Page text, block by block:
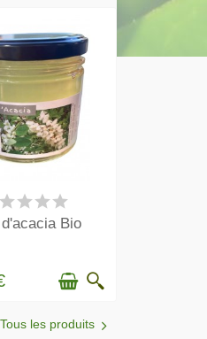
EN STOCK
Bio
Tous les produits